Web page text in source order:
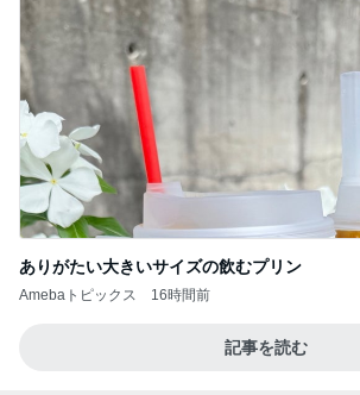
ありがたい大きいサイズの飲むプリン
Amebaトピックス 16時間前
記事を読む